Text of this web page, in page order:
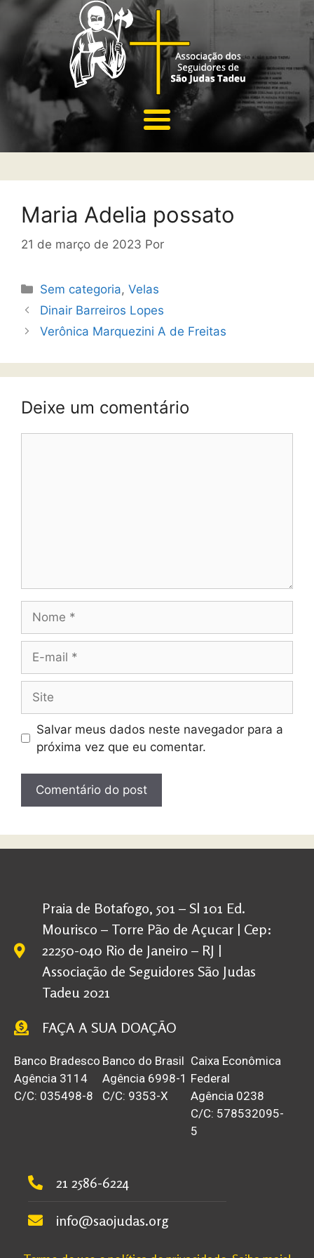
Maria Adelia possato
21 de março de 2023 Por
Sem categoria,Velas
Dinair Barreiros Lopes
Verônica Marquezini A de Freitas
Deixe um comentário
Salvar meus dados neste navegador para a
próxima vez que eu comentar.
Praia de Botafogo, 501 – Sl 101 Ed.
Mourisco – Torre Pão de Açucar | Cep:
22250-040 Rio de Janeiro – RJ |
Associação de Seguidores São Judas
Tadeu 2021
FAÇA A SUA DOAÇÃO
Banco Bradesco
Agência 3114
C/C: 035498-8
Banco do Brasil
Agência 6998-1
C/C: 9353-X
Caixa Econômica
Federal
Agência 0238
C/C: 578532095-
5
21 2586-6224
info@saojudas.org